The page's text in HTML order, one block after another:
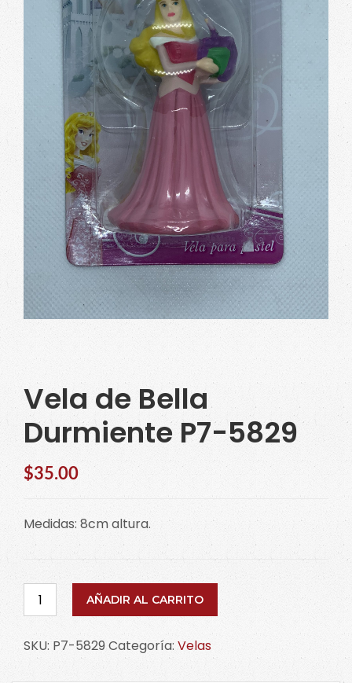
Vela de Bella
Durmiente P7-5829
$35.00
Medidas: 8cm altura.
Vela
de
Bella
Durmiente
AÑADIR AL CARRITO
SKU: P7-5829Categoría: Velas